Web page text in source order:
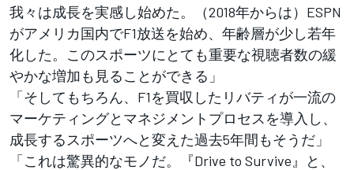
我々は成長を実感し始めた。（2018年からは）ESPN
がアメリカ国内でF1放送を始め、年齢層が少し若年
化した。このスポーツにとても重要な視聴者数の緩
やかな増加も見ることができる」
「そしてもちろん、F1を買収したリバティが一流の
マーケティングとマネジメントプロセスを導入し、
成長するスポーツへと変えた過去5年間もそうだ」
「これは驚異的なモノだ。『Drive to Survive』と、